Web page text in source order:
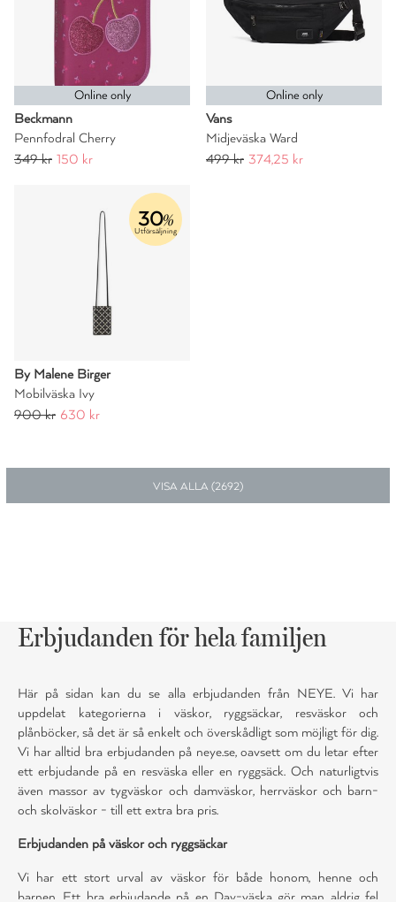
Online only
Beckmann
Pennfodral Cherry
349 kr 150 kr
Online only
Vans
Midjeväska Ward
499 kr 374,25 kr
30%
Utförsäljning
By Malene Birger
Mobilväska Ivy
900 kr 630 kr
VISA ALLA (2692)
Erbjudanden för hela familjen
Här på sidan kan du se alla erbjudanden från NEYE. Vi har
uppdelat kategorierna i väskor, ryggsäckar, resväskor och
plånböcker, så det är så enkelt och överskådligt som möjligt för dig.
Vi har alltid bra erbjudanden på neye.se, oavsett om du letar efter
ett erbjudande på en resväska eller en ryggsäck. Och naturligtvis
även massor av tygväskor och damväskor, herrväskor och barn-
och skolväskor - till ett extra bra pris.
Erbjudanden på väskor och ryggsäckar
Vi har ett stort urval av väskor för både honom, henne och
barnen. Ett bra erbjudande på en Day-väska gör man aldrig fel